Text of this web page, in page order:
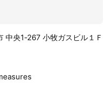
央1-267 小牧ガスビル１Ｆ